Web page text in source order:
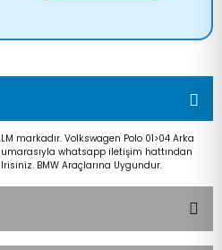
markadır. Volkswagen Polo 01>04 Arka
whatsapp iletişim hattından
BMW Araçlarına Uygundur.